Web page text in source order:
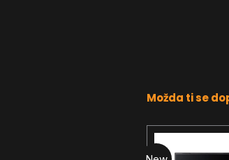
Možda ti se